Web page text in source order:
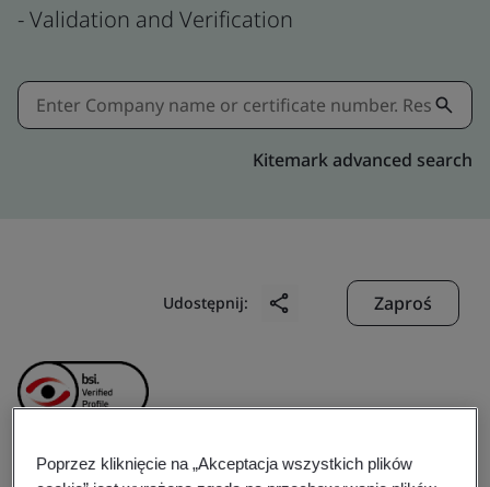
- Validation and Verification
Kitemark advanced search
Udostępnij: Zaproś
Poprzez kliknięcie na „Akceptacja wszystkich plików